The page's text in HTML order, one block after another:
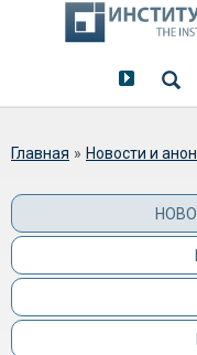
Вы здесь
Главная » Новости и